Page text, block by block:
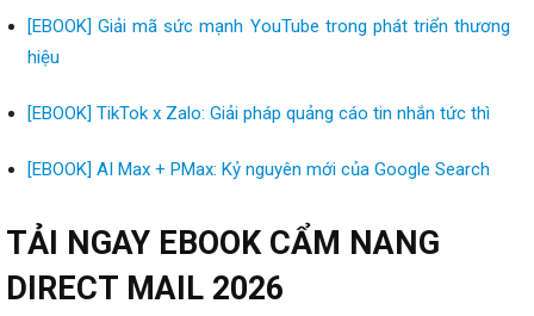
[EBOOK] Giải mã sức mạnh YouTube trong phát triển thương
hiệu
[EBOOK] TikTok x Zalo: Giải pháp quảng cáo tin nhắn tức thì
[EBOOK] AI Max + PMax: Kỷ nguyên mới của Google Search
TẢI NGAY EBOOK CẨM NANG
DIRECT MAIL 2026